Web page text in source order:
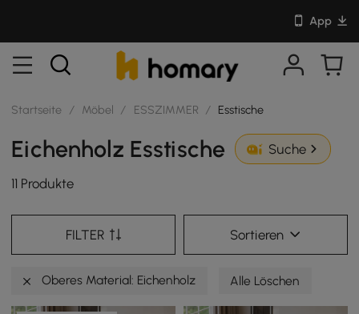
App
Startseite / Möbel / ESSZIMMER / Esstische
Eichenholz Esstische Suche
11 Produkte
FILTER Sortieren
Oberes Material: Eichenholz Alle Löschen